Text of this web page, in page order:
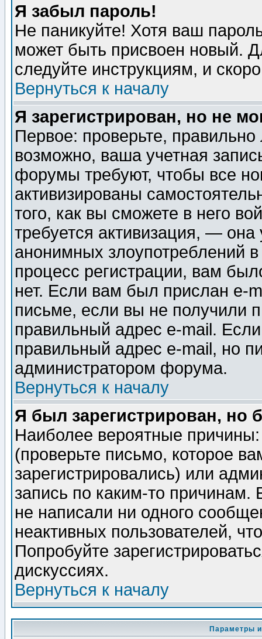
Я забыл пароль!
Не паникуйте! Хотя ваш
может быть присвоен новый.
следуйте инструкциям, и
Вернуться к началу
Я зарегистрирован, но не
Первое: проверьте,
возможно, ваша учетная
форумы требуют, чтобы все
активизированы
того, как вы сможете в него
требуется активизация, —
анонимных злоупотреблений
процесс регистрации, вам
нет. Если вам был прислан e-
письме, если вы не получили
правильный адрес e-mail.
правильный адрес e-mail, но
администратором форума.
Вернуться к началу
Я был зарегистрирован, но
Наиболее вероятные
(проверьте письмо, которое
зарегистрировались) или
запись по каким-то
не написали ни одного
неактивных пользователей,
Попробуйте
дискуссиях.
Вернуться к началу
Параметры